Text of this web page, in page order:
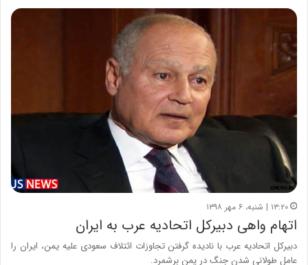
۱۳:۲۰ | شنبه، ۶ مهر ۱۳۹۸
اتهام واهی دبیرکل اتحادیه عرب به ایران
دبیرکل اتحادیه عرب با نادیده گرفتن تجاوزات ائتلاف سعودی علیه یمن، ایران را
عامل طولانی شدن جنگ در یمن برشمرد.